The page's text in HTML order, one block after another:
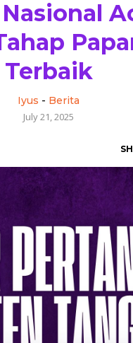
Terbaik
Iyus - Berita
July 21, 2025